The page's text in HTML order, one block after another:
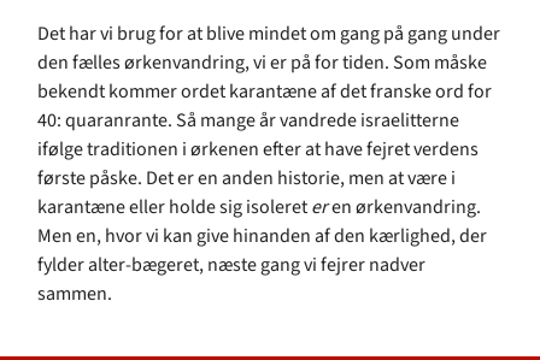
Det har vi brug for at blive mindet om gang på gang under
den fælles ørkenvandring, vi er på for tiden. Som måske
bekendt kommer ordet karantæne af det franske ord for
40: quaranrante. Så mange år vandrede israelitterne
ifølge traditionen i ørkenen efter at have fejret verdens
første påske. Det er en anden historie, men at være i
karantæne eller holde sig isolereteren ørkenvandring.
Men en, hvor vi kan give hinanden af den kærlighed, der
fylder alter-bægeret, næste gang vi fejrer nadver
sammen.